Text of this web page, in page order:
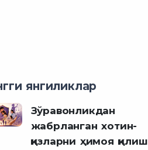
янгиликлар
Зўравонликдан
жабрланган хотин-
қизларни ҳимоя қилиш